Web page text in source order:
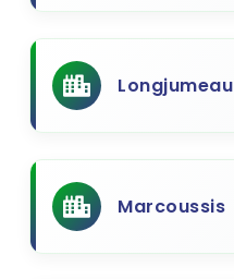
Longjumeau
Marcoussis